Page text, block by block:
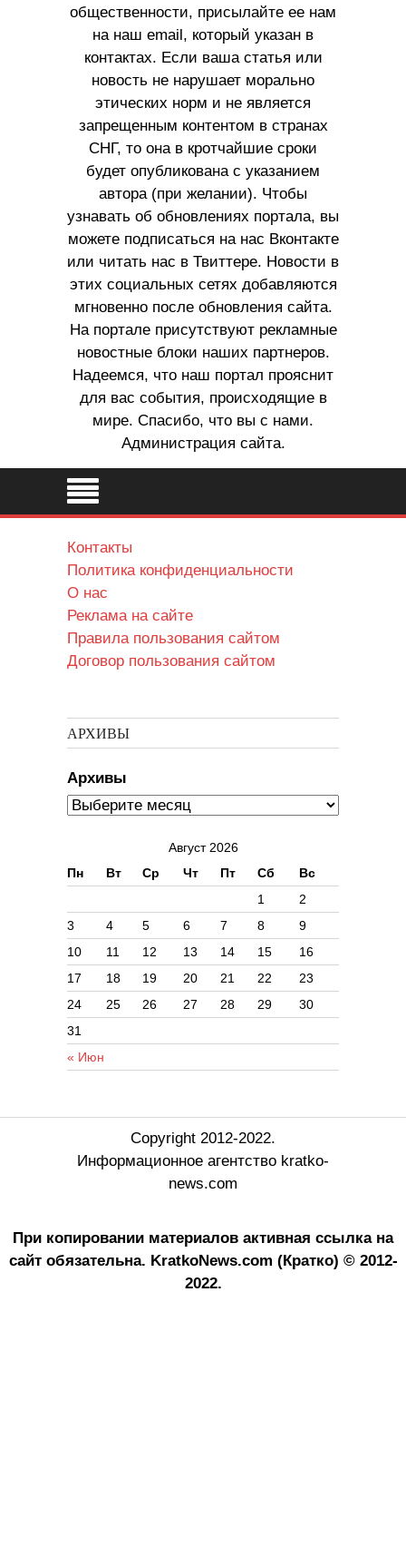
общественности, присылайте ее нам
на наш email, который указан в
контактах. Если ваша статья или
новость не нарушает морально
этических норм и не является
запрещенным контентом в странах
СНГ, то она в кротчайшие сроки
будет опубликована с указанием
автора (при желании). Чтобы
узнавать об обновлениях портала, вы
можете подписаться на нас Вконтакте
или читать нас в Твиттере. Новости в
этих социальных сетях добавляются
мгновенно после обновления сайта.
На портале присутствуют рекламные
новостные блоки наших партнеров.
Надеемся, что наш портал прояснит
для вас события, происходящие в
мире. Спасибо, что вы с нами.
Администрация сайта.
Контакты
Политика конфиденциальности
О нас
Реклама на сайте
Правила пользования сайтом
Договор пользования сайтом
АРХИВЫ
Архивы
Август 2026
Пн
Вт Ср Чт Пт Сб Вс
« Июн
1
2
3
4 5 6 7 8
9
10
11 12 13 14 15
16
17
18 19 20 21 22
23
24
25 26 27 28 29
30
31
Copyright 2012-2022.
Информационное агентство kratko-
news.com
При копировании материалов активная ссылка на
сайт обязательна. KratkoNews.com (Кратко) © 2012-
2022.